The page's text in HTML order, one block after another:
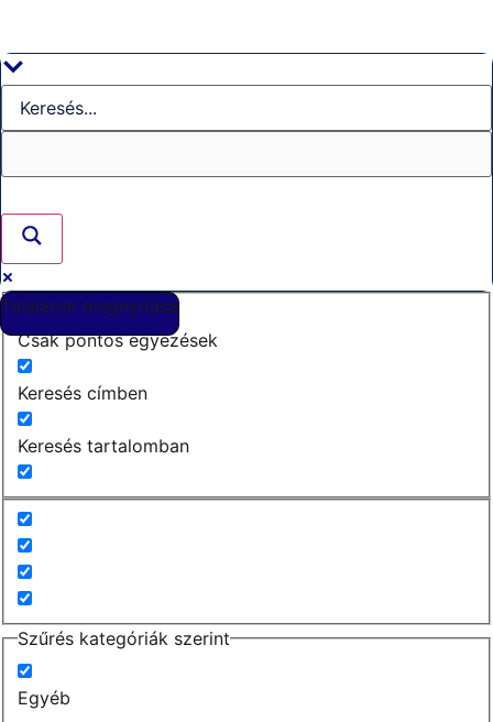
Találatok megnyitása
Csak pontos egyezések
Keresés címben
Keresés tartalomban
Szűrés kategóriák szerint
Egyéb